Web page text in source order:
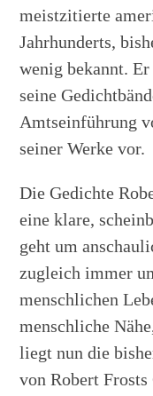
meistzitierte
Jahrhunderts,
wenig bekannt.
seine
Amtseinführung
seiner Werke vor.
Die Gedichte
eine klare,
geht um
zugleich immer
menschlichen
menschliche
liegt nun die
von Robert